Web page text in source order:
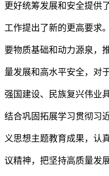
更好统筹发展和安全提供
工作提出了新的更高要求
要物质基础和动力源泉，
量发展和高水平安全，对
强国建设、民族复兴伟业
结合巩固拓展学习贯彻习
义思想主题教育成果，认
议精神，把坚持高质量发